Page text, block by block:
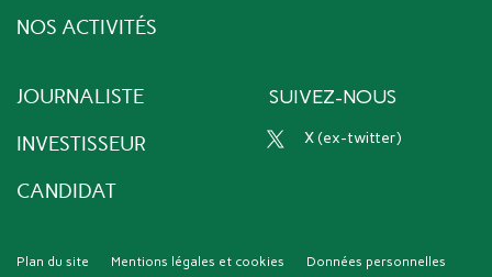
NOS ACTIVITÉS
JOURNALISTE
INVESTISSEUR
CANDIDAT
SUIVEZ-NOUS
x (ex-twitter)
Plan du site Mentions légales et cookies Données personnelles